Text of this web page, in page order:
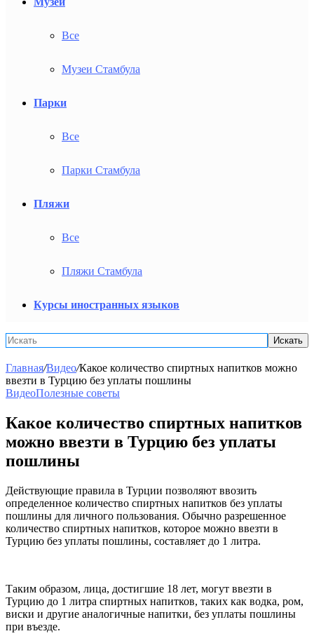
Все
Музеи Стамбула
Парки
Все
Парки Стамбула
Пляжи
Все
Пляжи Стамбула
Курсы иностранных языков
Искать
Главная/Видео/Какое количество спиртных напитков можно
ввезти в Турцию без уплаты пошлины
ВидеоПолезные советы
Какое количество спиртных напитков
можно ввезти в Турцию без уплаты
пошлины
Действующие правила в Турции позволяют ввозить
определенное количество спиртных напитков без уплаты
пошлины для личного пользования. Обычно разрешенное
количество спиртных напитков, которое можно ввезти в
Турцию без уплаты пошлины, составляет до 1 литра.
Таким образом, лица, достигшие 18 лет, могут ввезти в
Турцию до 1 литра спиртных напитков, таких как водка, ром,
виски и другие аналогичные напитки, без уплаты пошлины
при въезде.